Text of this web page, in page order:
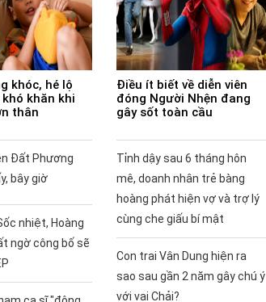
khóc, hé lộ
khăn khi
thân
Đất Phương
bây giờ
nhiệt, Hoàng
ngờ công bố sẽ
Điều ít biết về diễn viên
đóng Người Nhện đang
gây sốt toàn cầu
Tỉnh dậy sau 6 tháng hôn
mê, doanh nhân trẻ bàng
hoàng phát hiện vợ và trợ lý
cùng che giấu bí mật
Con trai Vân Dung hiện ra
sao sau gần 2 năm gây chú ý
với vai Chải?